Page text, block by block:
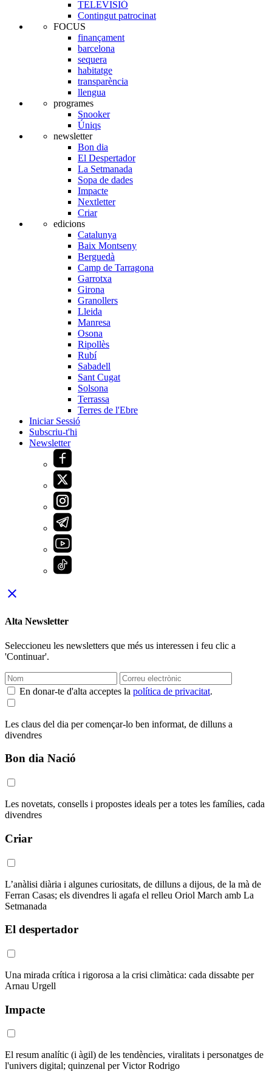
TELEVISIÓ
Contingut patrocinat
FOCUS
finançament
barcelona
sequera
habitatge
transparència
llengua
programes
Snooker
Úniqs
newsletter
Bon dia
El Despertador
La Setmanada
Sopa de dades
Impacte
Nextletter
Criar
edicions
Catalunya
Baix Montseny
Berguedà
Camp de Tarragona
Garrotxa
Girona
Granollers
Lleida
Manresa
Osona
Ripollès
Rubí
Sabadell
Sant Cugat
Solsona
Terrassa
Terres de l'Ebre
Iniciar Sessió
Subscriu-t'hi
Newsletter
close
Alta Newsletter
Seleccioneu les newsletters que més us interessen i feu clic a
'Continuar'.
En donar-te d'alta acceptes la política de privacitat.
Les claus del dia per començar-lo ben informat, de dilluns a
divendres
Bon dia Nació
Les novetats, consells i propostes ideals per a totes les famílies, cada
divendres
Criar
L’anàlisi diària i algunes curiositats, de dilluns a dijous, de la mà de
Ferran Casas; els divendres li agafa el relleu Oriol March amb La
Setmanada
El despertador
Una mirada crítica i rigorosa a la crisi climàtica: cada dissabte per
Arnau Urgell
Impacte
El resum analític (i àgil) de les tendències, viralitats i personatges de
l'univers digital; quinzenal per Victor Rodrigo